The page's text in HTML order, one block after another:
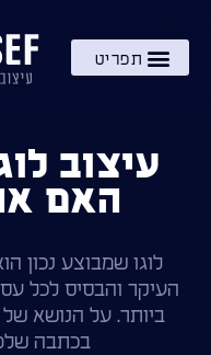
עיצוב
האם
לוגו שמבוצע נכון
העיקר והבסיס לכל
ביותר. על הנושא של
בכתבה